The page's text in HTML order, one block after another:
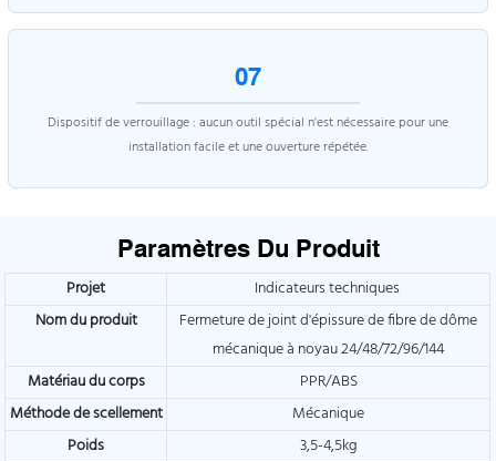
07
Dispositif de verrouillage : aucun outil spécial n'est nécessaire pour une
installation facile et une ouverture répétée.
Paramètres Du Produit
Projet
Indicateurs techniques
Nom du produit
Fermeture de joint d'épissure de fibre de dôme
mécanique à noyau 24/48/72/96/144
Matériau du corps
PPR/ABS
Méthode de scellement
Mécanique
Poids
3,5-4,5kg